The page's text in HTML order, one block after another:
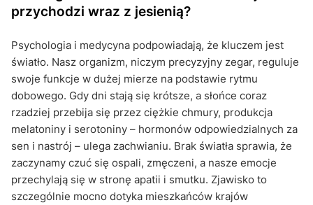
przychodzi wraz z jesienią?
Psychologia i medycyna podpowiadają, że kluczem jest
światło. Nasz organizm, niczym precyzyjny zegar, reguluje
swoje funkcje w dużej mierze na podstawie rytmu
dobowego. Gdy dni stają się krótsze, a słońce coraz
rzadziej przebija się przez ciężkie chmury, produkcja
melatoniny i serotoniny – hormonów odpowiedzialnych za
sen i nastrój – ulega zachwianiu. Brak światła sprawia, że
zaczynamy czuć się ospali, zmęczeni, a nasze emocje
przechylają się w stronę apatii i smutku. Zjawisko to
szczególnie mocno dotyka mieszkańców krajów